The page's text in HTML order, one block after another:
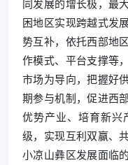
同发展的增长极，最
困地区实现跨越式发
势互补，依托西部地
作模式、平台支撑等
市场为导向，把握好
期参与机制，促进西
优势产业、培育新兴
级，实现互利双赢、
小凉山彝区发展面临